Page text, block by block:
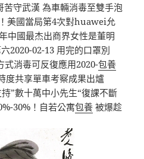
苦守武漢 為車輛消毒至雙手泡
美國當局第4次對huawei允
中國最杰出商界女性是董明
2020-02-13 用完的口罩別
式消毒可反復應用2020-包養
度共享單車考察成果出爐
”數十萬中小先生“復課不斷
30%！自若公寓包養 被爆趁